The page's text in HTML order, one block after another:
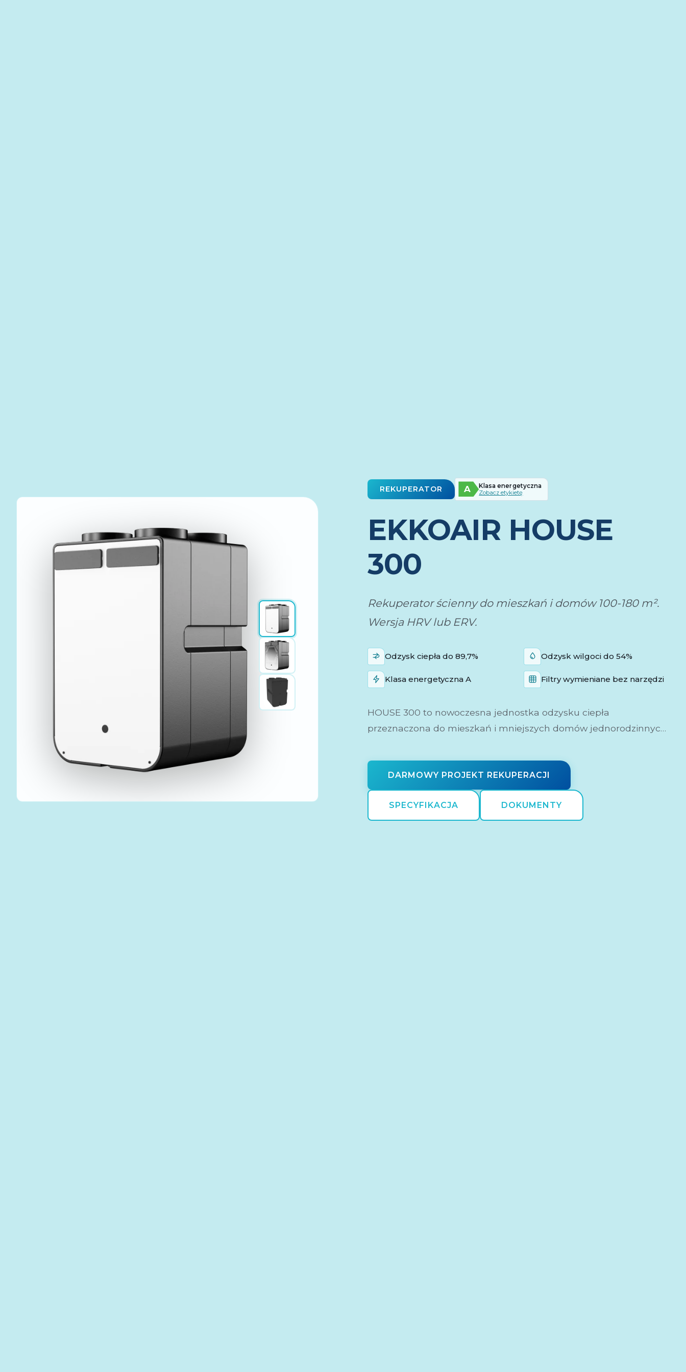
REKUPERATOR A
Klasa energetyczna
Zobacz etykietę
EKKOAIR HOUSE
300
Rekuperator ścienny do mieszkań i domów 100-180 m².
Wersja HRV lub ERV.
Odzysk ciepła do 89,7% Odzysk wilgoci do 54%
Klasa energetyczna A Filtry wymieniane bez narzędzi
HOUSE 300 to nowoczesna jednostka odzysku ciepła
przeznaczona do mieszkań i mniejszych domów jednorodzinnych,
wysokowydajnemu przeciwprądowemu wymiennikowi ciepła
(HRV) lub entalpicznemu wymiennikowi ciepła (ERV) może
odzyskać do 89% ciepła, jednocześnie znacznie poprawiając
jakość środowiska wewnętrznego. Urządzenie jest wyposażone w
zintegrowane ogrzewanie wstępne PTC, wysokiej jakości filtrację
DARMOWY PROJEKT REKUPERACJI
SPECYFIKACJA DOKUMENTY